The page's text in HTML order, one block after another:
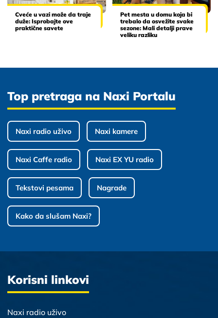
Cveće u vazi može da traje
duže: Isprobajte ove
praktične savete
Pet mesta u domu koja bi
trebalo da osvežite svake
sezone: Mali detalji prave
veliku razliku
Top pretraga na Naxi Portalu
Naxi radio uživo Naxi kamere
Naxi Caffe radio Naxi EX YU radio
Tekstovi pesama Nagrade
Kako da slušam Naxi?
Korisni linkovi
Naxi radio uživo